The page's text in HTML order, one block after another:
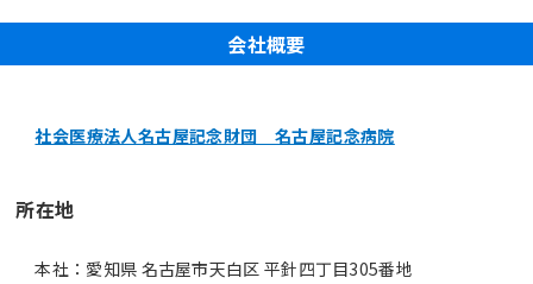
会社概要
社会医療法人名古屋記念財団 名古屋記念病院
所在地
本社：愛知県 名古屋市天白区 平針四丁目305番地